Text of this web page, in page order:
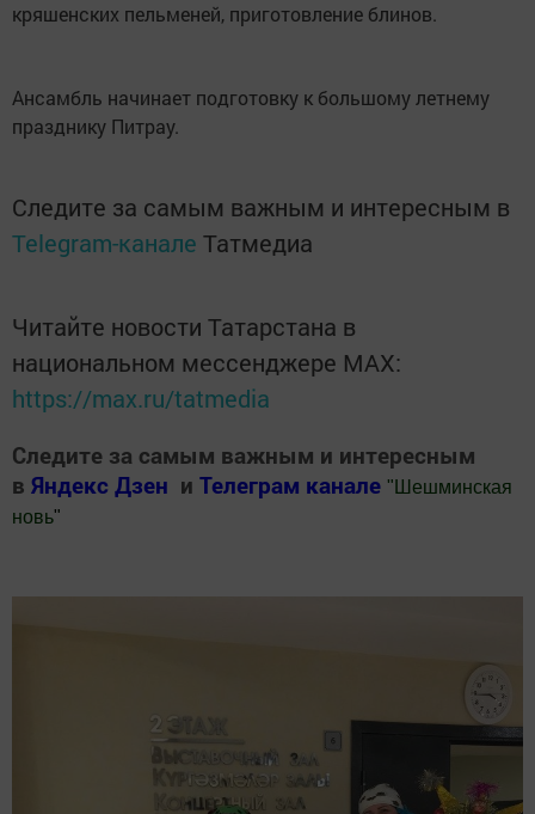
кряшенских пельменей, приготовление блинов.
Ансамбль начинает подготовку к большому летнему
празднику Питрау.
Следите за самым важным и интересным в
Telegram-канале Татмедиа
Читайте новости Татарстана в
национальном мессенджере MАХ:
https://max.ru/tatmedia
Следите за самым важным и интересным
в Яндекс Дзен и Телеграм канале " Шешминская
новь"